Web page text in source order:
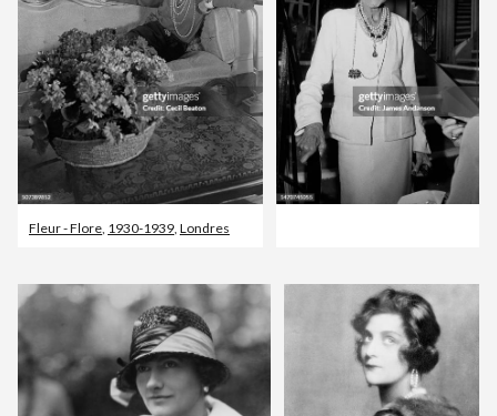
Fleur - Flore 1930-1939 Londres